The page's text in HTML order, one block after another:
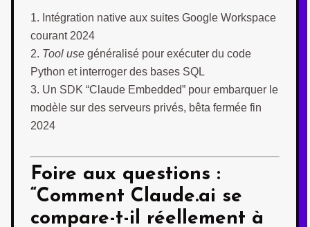
Intégration native aux suites Google Workspace
courant 2024
Tool use généralisé pour exécuter du code
Python et interroger des bases SQL
Un SDK “Claude Embedded” pour embarquer le
modèle sur des serveurs privés, bêta fermée fin
2024
Foire aux questions :
“Comment Claude.ai se
compare-t-il réellement à